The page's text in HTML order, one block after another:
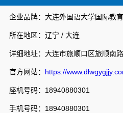
企业品牌：大连外国语大学国际教
所在地区：辽宁 / 大连
详细地址：大连市旅顺口区旅顺南
官方网站： https://
座机号码：18940880301
手机号码：18940880301